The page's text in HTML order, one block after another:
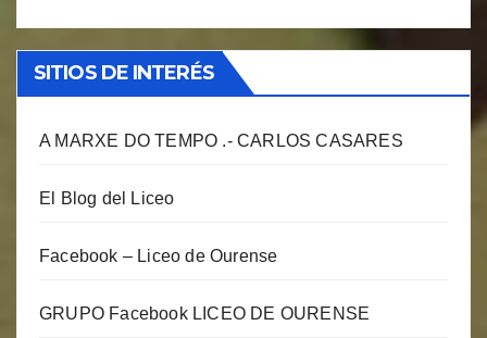
SITIOS DE INTERÉS
A MARXE DO TEMPO .- CARLOS CASARES
El Blog del Liceo
Facebook – Liceo de Ourense
GRUPO Facebook LICEO DE OURENSE